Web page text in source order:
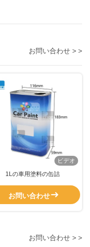
お問い合わせ > >
ビデオ
1Lの車用塗料の缶詰
お問い合わせ
お問い合わせ > >